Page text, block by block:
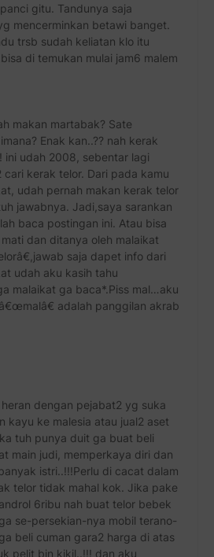
gitu. Tandunya saja
mencerminkan betawi banget.
trsb sudah keliatan klo itu
di temukan mulai jam6 malem
makan martabak? Sate
Enak kan..?? nah kerak
ini udah 2008, sebentar lagi
cari kerak telor. Dari pada kamu
udah pernah makan kerak telor
jawabnya. Jadi,saya sarankan
baca postingan ini. Atau bisa
dan ditanya oleh malaikat
saja dapet info dari
udah aku kasih tahu
malaikat ga baca*.Piss mal…aku
adalah panggilan akrab
dengan pejabat2 yg suka
kayu ke malesia atau jual2 aset
tuh punya duit ga buat beli
main judi, memperkaya diri dan
istri..!!!Perlu di cacat dalam
telor tidak mahal kok. Jika pake
6ribu nah buat telor bebek
se-persekian-nya mobil terano-
beli cuman gara2 harga di atas
pelit bin kikil..!!! dan aku